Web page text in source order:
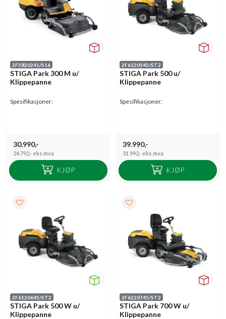
2F5820241/S16
STIGA Park 300 M u/
Klippepanne
Spesifikasjoner:
30.990,-
24.792,- eks.mva
KJØP
2F6120545/ST2
STIGA Park 500 u/
Klippepanne
Spesifikasjoner:
39.990,-
31.992,- eks.mva
KJØP
2F6120645/ST2
STIGA Park 500 W u/
Klippepanne
2F6220745/ST2
STIGA Park 700 W u/
Klippepanne